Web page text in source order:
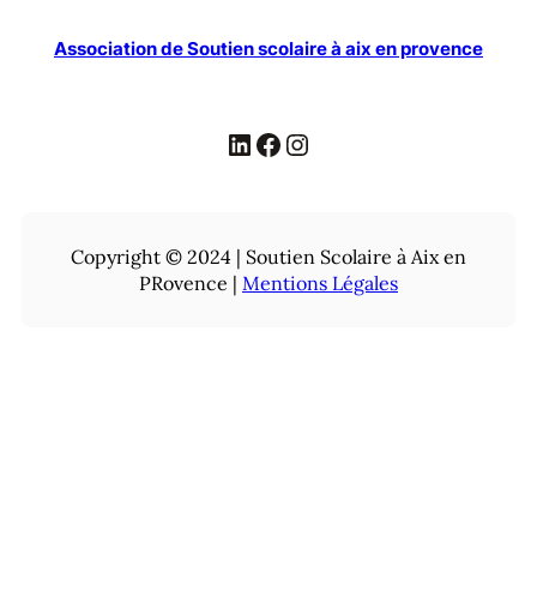
Association de Soutien scolaire à aix en provence
LinkedIn Facebook Instagram
Copyright © 2024 | Soutien Scolaire à Aix en
PRovence | Mentions Légales